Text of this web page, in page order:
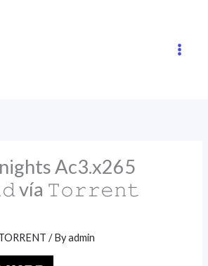
Ac3.x265
vía 𝚃𝚘𝚛𝚛𝚎𝚗𝚝
/ Byadmin